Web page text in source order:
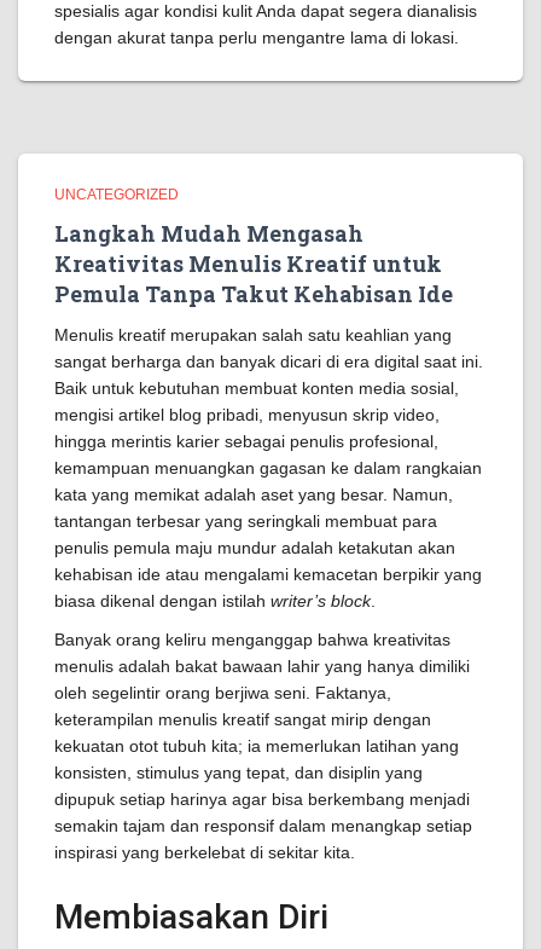
spesialis agar kondisi kulit Anda dapat segera dianalisis
dengan akurat tanpa perlu mengantre lama di lokasi.
UNCATEGORIZED
Langkah Mudah Mengasah
Kreativitas Menulis Kreatif untuk
Pemula Tanpa Takut Kehabisan Ide
Menulis kreatif merupakan salah satu keahlian yang
sangat berharga dan banyak dicari di era digital saat ini.
Baik untuk kebutuhan membuat konten media sosial,
mengisi artikel blog pribadi, menyusun skrip video,
hingga merintis karier sebagai penulis profesional,
kemampuan menuangkan gagasan ke dalam rangkaian
kata yang memikat adalah aset yang besar. Namun,
tantangan terbesar yang seringkali membuat para
penulis pemula maju mundur adalah ketakutan akan
kehabisan ide atau mengalami kemacetan berpikir yang
biasa dikenal dengan istilah writer’s block.
Banyak orang keliru menganggap bahwa kreativitas
menulis adalah bakat bawaan lahir yang hanya dimiliki
oleh segelintir orang berjiwa seni. Faktanya,
keterampilan menulis kreatif sangat mirip dengan
kekuatan otot tubuh kita; ia memerlukan latihan yang
konsisten, stimulus yang tepat, dan disiplin yang
dipupuk setiap harinya agar bisa berkembang menjadi
semakin tajam dan responsif dalam menangkap setiap
inspirasi yang berkelebat di sekitar kita.
Membiasakan Diri